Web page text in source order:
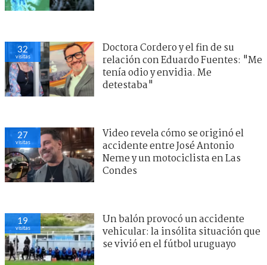
32
visitas
Doctora Cordero y el fin de su
relación con Eduardo Fuentes: "Me
tenía odio y envidia. Me
detestaba"
27
visitas
Video revela cómo se originó el
accidente entre José Antonio
Neme y un motociclista en Las
Condes
19
visitas
Un balón provocó un accidente
vehicular: la insólita situación que
se vivió en el fútbol uruguayo